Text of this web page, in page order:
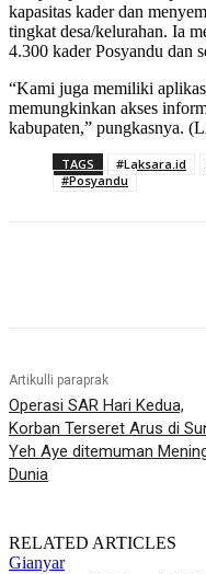
kapasitas kader dan
tingkat desa/kelurahan. Ia
4.300 kader Posyandu dan
“Kami juga memiliki
memungkinkan akses
kabupaten,” pungkasnya.
TAGS #Laksara.id
#Posyandu
Artikulli paraprak
Operasi SAR Hari Kedua,
Korban Terseret Arus di
Yeh Aye ditemuman
Dunia
RELATED ARTICLES
Gianyar